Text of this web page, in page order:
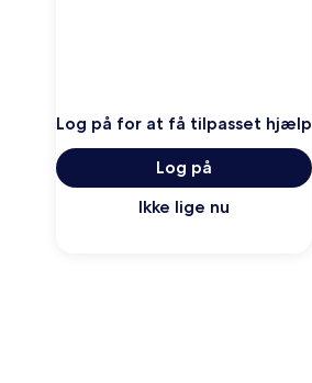
Log på for at få tilpasset hjælp
Log på
Ikke lige nu